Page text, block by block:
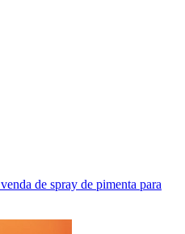
de spray de pimenta para